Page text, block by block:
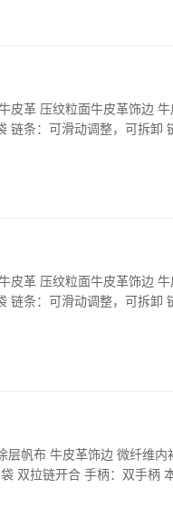
革 压纹粒面牛皮革饰边 牛
链条：可滑动调整，可拆卸
皮革 压纹粒面牛皮革饰边 牛
链条：可滑动调整，可拆卸
帆布 牛皮革饰边 微纤维内
双拉链开合 手柄：双手柄